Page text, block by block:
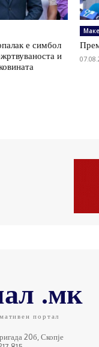
е симбол
и
.мк
портал
20б, Скопје